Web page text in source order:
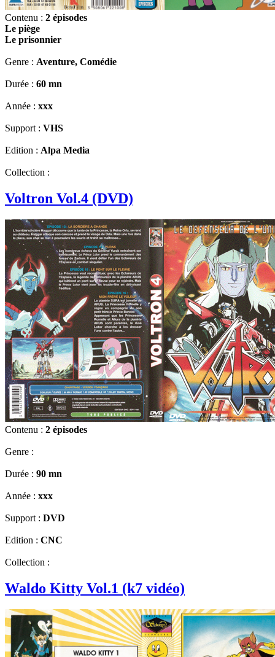
Contenu : 2 épisodes
Le piège
Le prisonnier
Genre : Aventure, Comédie
Durée : 60 mn
Année : xxx
Support : VHS
Edition : Alpa Media
Collection :
Voltron Vol.4 (DVD)
Contenu : 2 épisodes
Genre :
Durée : 90 mn
Année : xxx
Support : DVD
Edition : CNC
Collection :
Waldo Kitty Vol.1 (k7 vidéo)